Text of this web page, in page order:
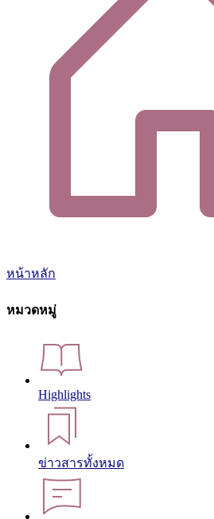
หน้าหลัก
หมวดหมู่
Highlights
ข่าวสารทั้งหมด